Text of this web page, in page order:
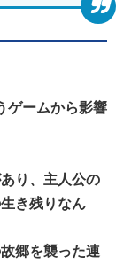
ゲームから影響
り、主人公の
き残りなん
郷を襲った連